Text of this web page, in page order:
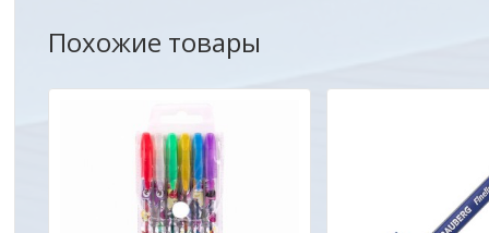
Александр
Похожие товары